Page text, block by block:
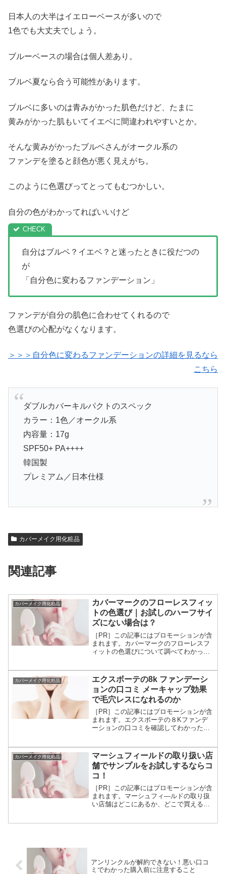
日本人の大半はイエローベースが多いので
1色でも大丈夫でしょう。
ブルーベースの場合は個人差あり。
ブルベ夏なら合う可能性があります。
ブルベに多いのは青みがかった肌色だけど、たまに
黄みがかった肌もいてイエベに間違われやすいとか。
そんな黄みがかったブルベさんがオークル系の
ファンデを塗ると顔色が悪く見えがち。
このように色選びってとってもむつかしい。
自分の色がわかってればいいけど
自分はブルベ？イエベ？と迷ったときに役だつの
が
「自分色に変わるファンデーション」
ファンデが自分の肌色に合わせてくれるので
色選びの心配がなくなります。
＞＞＞自分色に変わるファンデーションの詳細を見るなら
こちら
ダブルカバーキルパクトのスペック
カラー：1色／オークル系
内容量：17g
SPF50+ PA++++
韓国製
プレミアム／日本仕様
カバーメイク用化粧品
関連記事
カバーメイク用化粧品
カバーマークのフローレスフィッ
トの色選び｜お試しのハーフサイ
ズにない場合は？
［PR］この記事にはプロモーションが含
まれます。カバーマークのフローレスフ
ィットの色選びについて調べてわかった
スフィットの色は10種類とカラーバリエ
ーションが多いです。...
カバーメイク用化粧品
エクスボーテの8k ファンデーシ
ョンの口コミ メーキャップ効果
で毛穴レスになれるのか
［PR］この記事にはプロモーションが含
まれます。エクスボーテの８Kファンデ
ーションの口コミを確認してわかったこ
必要なし！という優れもの。お買い得で
も効果なしだとムダな買...
カバーメイク用化粧品
マーシュフィールドの取り扱い店
舗でサンプルをお試しするならコ
コ！
［PR］この記事にはプロモーションが含
まれます。マーシュフィ―ルドの取り扱
い店舗はどこにあるか、どこで買えるか
アンリンクルが解約できない！悪い口コ
ミでわかった購入前に注意すること